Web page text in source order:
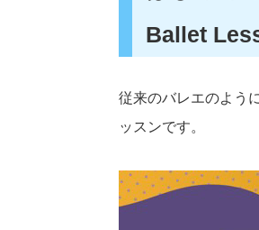
Ballet
従来のバレエのよう
ッスンです。